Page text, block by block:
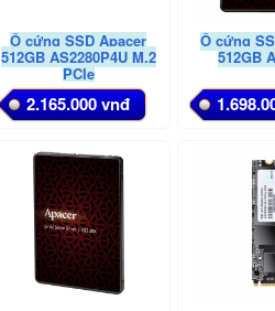
Ổ cứng SSD Apacer
512GB AS2280P4U M.2
PCIe
2.165.000 vnđ
Ổ cứng
512GB